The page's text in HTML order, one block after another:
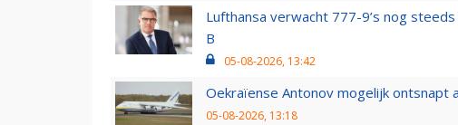
Lufthansa verwacht 777-9’s nog
B
05-08-2026, 13:42
Oekraïense Antonov mogelijk ontsnapt
05-08-2026, 13:18